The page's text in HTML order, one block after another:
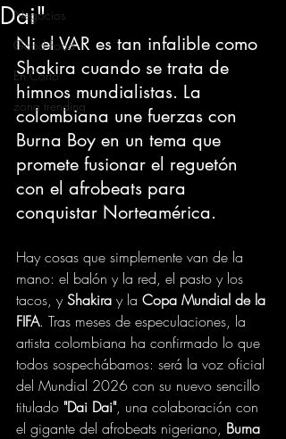
Negocios
Good Food
En Corto
zona trending
Dai"
Ni el VAR es tan infalible como
Shakira cuando se trata de
himnos mundialistas. La
colombiana une fuerzas con
Burna Boy en un tema que
promete fusionar el reguetón
con el afrobeats para
conquistar Norteamérica.
Hay cosas que simplemente van de la
mano: el balón y la red, el pasto y los
tacos, y Shakira y la Copa Mundial de la
FIFA. Tras meses de especulaciones, la
artista colombiana ha confirmado lo que
todos sospechábamos: será la voz oficial
del Mundial 2026 con su nuevo sencillo
titulado "Dai Dai", una colaboración con
el gigante del afrobeats nigeriano, Burna